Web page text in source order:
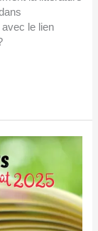
avec le lien